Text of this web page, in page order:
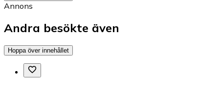
Annons
Andra besökte även
Hoppa över innehållet